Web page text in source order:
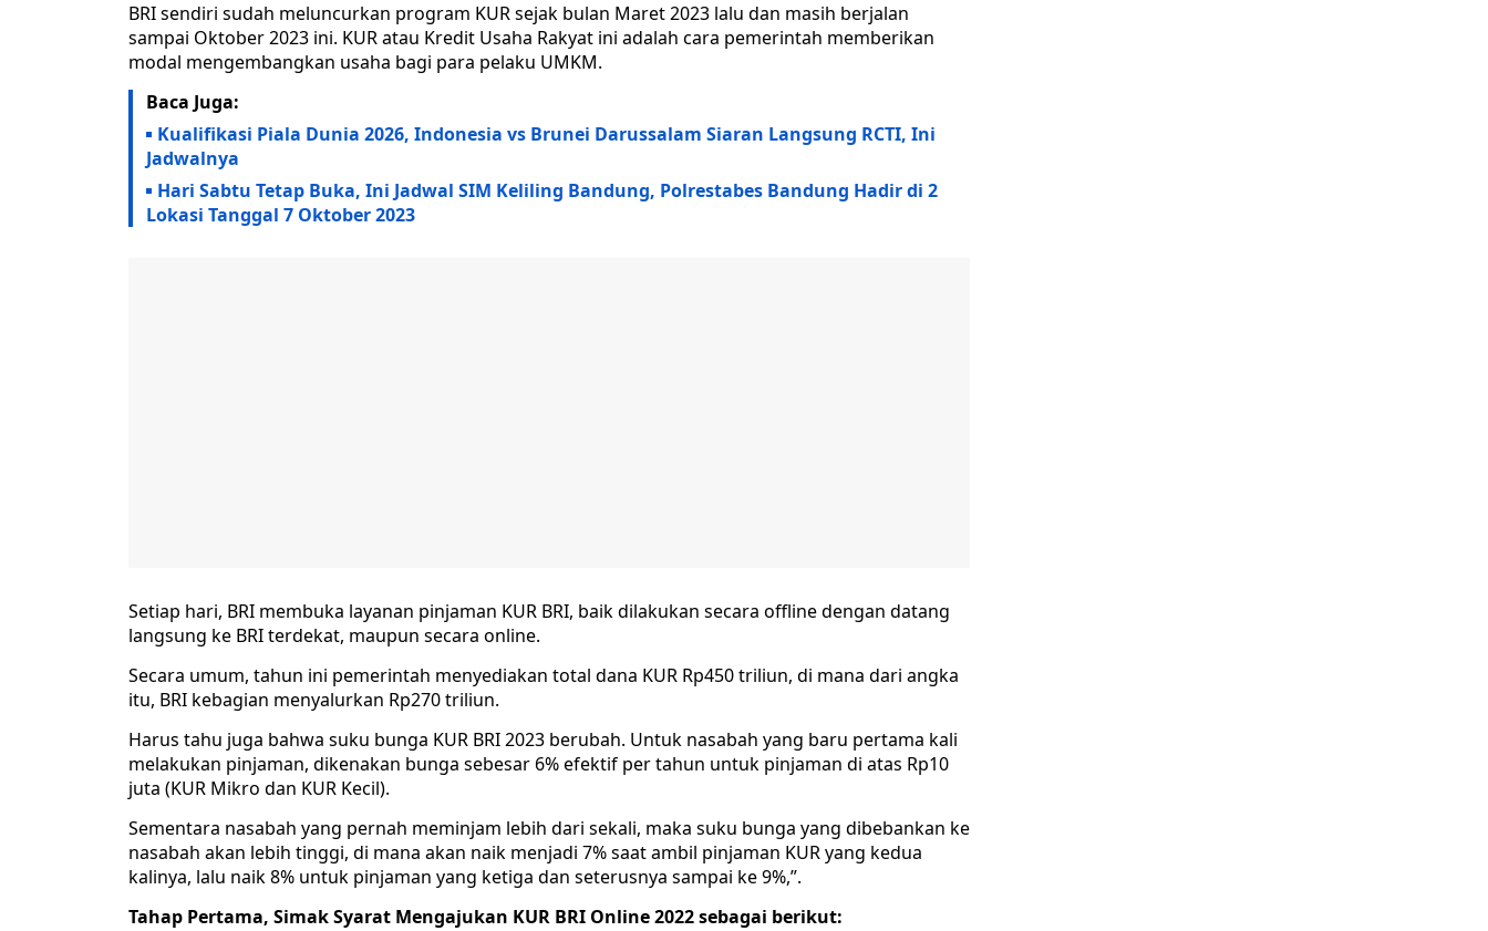
BRI sendiri sudah meluncurkan program KUR sejak bulan Maret 2023 lalu dan masih berjalan
sampai Oktober 2023 ini. KUR atau Kredit Usaha Rakyat ini adalah cara pemerintah memberikan
modal mengembangkan usaha bagi para pelaku UMKM.
Baca Juga:
Kualifikasi Piala Dunia 2026, Indonesia vs Brunei Darussalam Siaran Langsung RCTI, Ini
Jadwalnya
Hari Sabtu Tetap Buka, Ini Jadwal SIM Keliling Bandung, Polrestabes Bandung Hadir di 2
Lokasi Tanggal 7 Oktober 2023
Setiap hari, BRI membuka layanan pinjaman KUR BRI, baik dilakukan secara offline dengan datang
langsung ke BRI terdekat, maupun secara online.
Secara umum, tahun ini pemerintah menyediakan total dana KUR Rp450 triliun, di mana dari angka
itu, BRI kebagian menyalurkan Rp270 triliun.
Harus tahu juga bahwa suku bunga KUR BRI 2023 berubah. Untuk nasabah yang baru pertama kali
melakukan pinjaman, dikenakan bunga sebesar 6% efektif per tahun untuk pinjaman di atas Rp10
juta (KUR Mikro dan KUR Kecil).
Sementara nasabah yang pernah meminjam lebih dari sekali, maka suku bunga yang dibebankan ke
nasabah akan lebih tinggi, di mana akan naik menjadi 7% saat ambil pinjaman KUR yang kedua
kalinya, lalu naik 8% untuk pinjaman yang ketiga dan seterusnya sampai ke 9%,”.
Tahap Pertama, Simak Syarat Mengajukan KUR BRI Online 2022 sebagai berikut: